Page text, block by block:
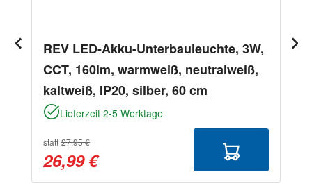
REV LED-Akku-Unterbauleuchte, 3W,
CCT, 160lm, warmweiß, neutralweiß,
kaltweiß, IP20, silber, 60 cm
Lieferzeit 2-5 Werktage
statt 27,95 €
26,99 €